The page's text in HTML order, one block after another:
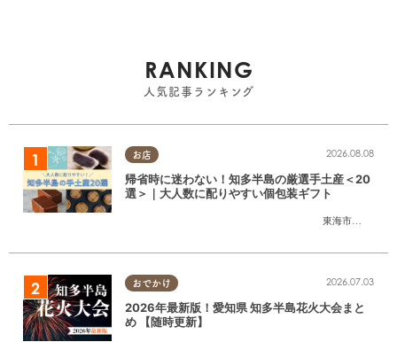
RANKING
人気記事ランキング
お店
東海市
,大府市
2026.08.08
帰省時に迷わない！知多半島の厳選手土産＜20
選＞｜大人数に配りやすい個包装ギフト
おでかけ 2026.07.03
2026年最新版！愛知県 知多半島花火大会まと
め 【随時更新】